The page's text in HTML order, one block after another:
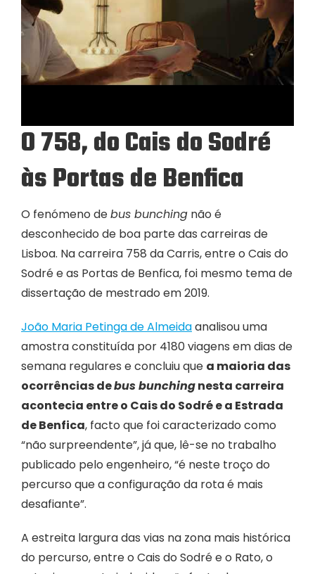
O 758, do Cais do Sodré
às Portas de Benfica
O fenómeno debus bunching não é
desconhecido de boa parte das carreiras de
Lisboa. Na carreira 758 da Carris, entre o Cais do
Sodré e as Portas de Benfica, foi mesmo tema de
dissertação de mestrado em 2019.
João Maria Petinga de Almeidaanalisou uma
amostra constituída por 4180 viagens em dias de
semana regulares e concluiu que a maioria das
ocorrências debus bunchingnesta carreira
acontecia entre o Cais do Sodré e a Estrada
de Benfica, facto que foi caracterizado como
“não surpreendente”, já que, lê-se no trabalho
publicado pelo engenheiro, “é neste troço do
percurso que a configuração da rota é mais
desafiante”.
A estreita largura das vias na zona mais histórica
do percurso, entre o Cais do Sodré e o Rato, o